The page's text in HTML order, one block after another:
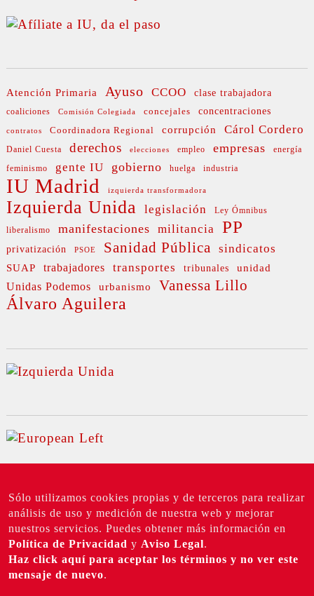
Atención Primaria Ayuso CCOO clase trabajadora
coaliciones Comisión Colegiada concejales concentraciones
contratos Coordinadora Regional corrupción Cárol Cordero
Daniel Cuesta derechos elecciones empleo empresas energía
feminismo gente IU gobierno huelga industria
IU Madrid izquierda transformadora
Izquierda Unida legislación Ley Ómnibus
liberalismo manifestaciones militancia PP
privatización PSOE Sanidad Pública sindicatos
SUAP trabajadores transportes tribunales unidad
Unidas Podemos urbanismo Vanessa Lillo
Álvaro Aguilera
Top| ©2026 IU Madrid
TUIZQUIERDA |
Política de privacidad
Aviso Legal
Sólo utilizamos cookies propias y de terceros para realizar
análisis de uso y medición de nuestra web y mejorar
nuestros servicios. Puedes obtener más información en
Política de Privacidad y Aviso Legal.
Haz click aquí para aceptar los términos y no ver este
mensaje de nuevo.